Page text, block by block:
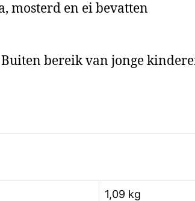
mosterd en ei bevatten
bereik van jonge
1,09 kg